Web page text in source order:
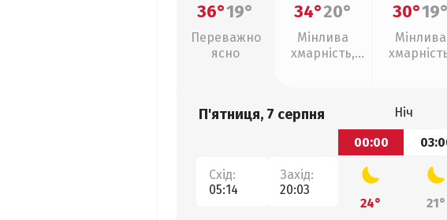
36°19°
Переважно
ясно
34°20°
Мінлива
хмарність,
30°19°
Мінлива
П'ятниця, 7 серпня
Схід:
05:14
Захід:
20:03
Ніч
00:00
24° 21°